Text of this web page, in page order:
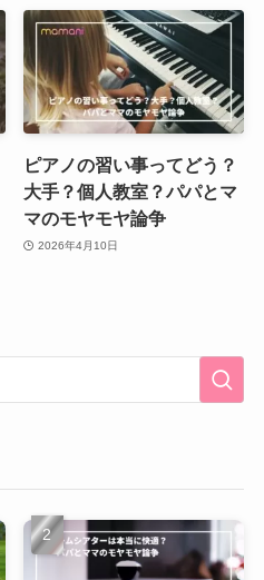
ピアノの習い事ってどう？
大手？個人教室？パパとマ
マのモヤモヤ論争
2026年4月10日